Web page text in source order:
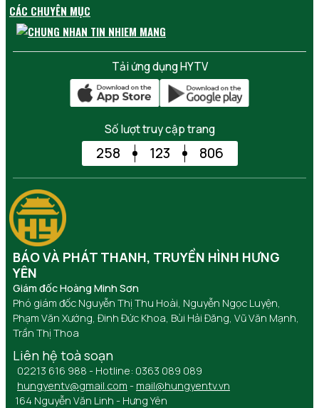
CÁC CHUYÊN MỤC
Tải ứng dụng HYTV
Số lượt truy cập trang
258 123 806
BÁO VÀ PHÁT THANH, TRUYỀN HÌNH HƯNG
YÊN
Giám đốc Hoàng Minh Sơn
Phó giám đốc Nguyễn Thị Thu Hoài, Nguyễn Ngọc Luyện,
Phạm Văn Xướng, Đinh Đức Khoa, Bùi Hải Đăng, Vũ Văn Mạnh,
Trần Thị Thoa
Liên hệ toà soạn
02213 616 988 - Hotline: 0363 089 089
hungyentv@gmail.com - mail@hungyentv.vn
164 Nguyễn Văn Linh - Hưng Yên